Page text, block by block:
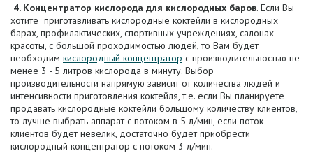
4. Концентратор кислорода для кислородных баров. Если Вы
хотите приготавливать кислородные коктейли в кислородных
барах, профилактических, спортивных учреждениях, салонах
красоты, с большой проходимостью людей, то Вам будет
необходим кислородный концентратор с производительностью не
менее 3 - 5 литров кислорода в минуту. Выбор
производительности напрямую зависит от количества людей и
интенсивности приготовления коктейля, т.е. если Вы планируете
продавать кислородные коктейли большому количеству клиентов,
то лучше выбрать аппарат с потоком в 5 л/мин, если поток
клиентов будет невелик, достаточно будет приобрести
кислородный концентратор с потоком 3 л/мин.